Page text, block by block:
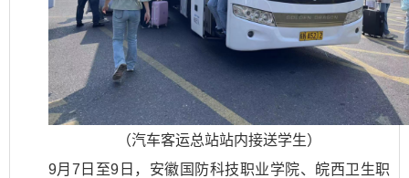
（汽车客运总站站内接送学生）
9月7日至9日，安徽国防科技职业学院、皖西卫生职